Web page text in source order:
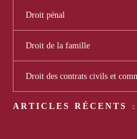
Droit pénal
Droit de la famille
Droit des contrats civils et
ARTICLES RÉCENTS